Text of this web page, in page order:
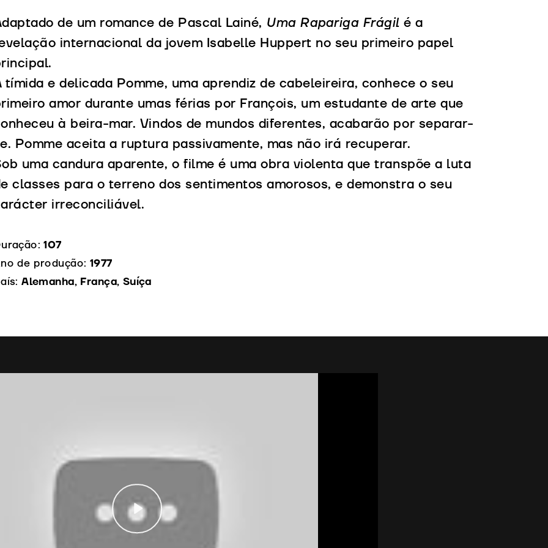
de um romance de Pascal Lainé, Uma Rapariga Frágil é a
internacional da jovem Isabelle Huppert no seu primeiro papel
tímida e delicada Pomme, uma aprendiz de cabeleireira, conhece o seu
amor durante umas férias por François, um estudante de arte que
à beira-mar. Vindos de mundos diferentes, acabarão por separar-
Pomme aceita a ruptura passivamente, mas não irá recuperar.
uma candura aparente, o filme é uma obra violenta que transpõe a luta
classes para o terreno dos sentimentos amorosos, e demonstra o seu
irreconciliável.
107
de produção: 1977
Alemanha, França, Suíça
Play